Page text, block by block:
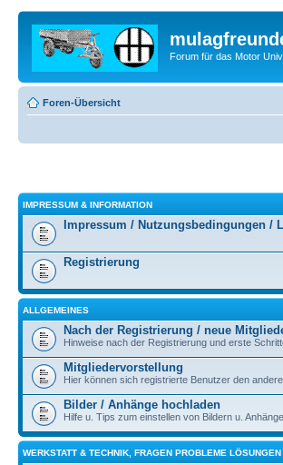
Forum für das Motor
Foren-Übersicht
IMPRESSUM & INFORMATION
Impressum / Nutzungsbedingungen /
Registrierung
ALLGEMEINES
Nach der Registrierung / neue
Hinweise nach der Registrierung und erste
Mitgliedervorstellung
Hier können sich registrierte Benutzer den
Bilder / Anhänge hochladen
Hilfe u. Tips zum einstellen von Bildern u.
WERKSTATT & TECHNIK, FRAGEN PROBLEME LÖSUNGEN